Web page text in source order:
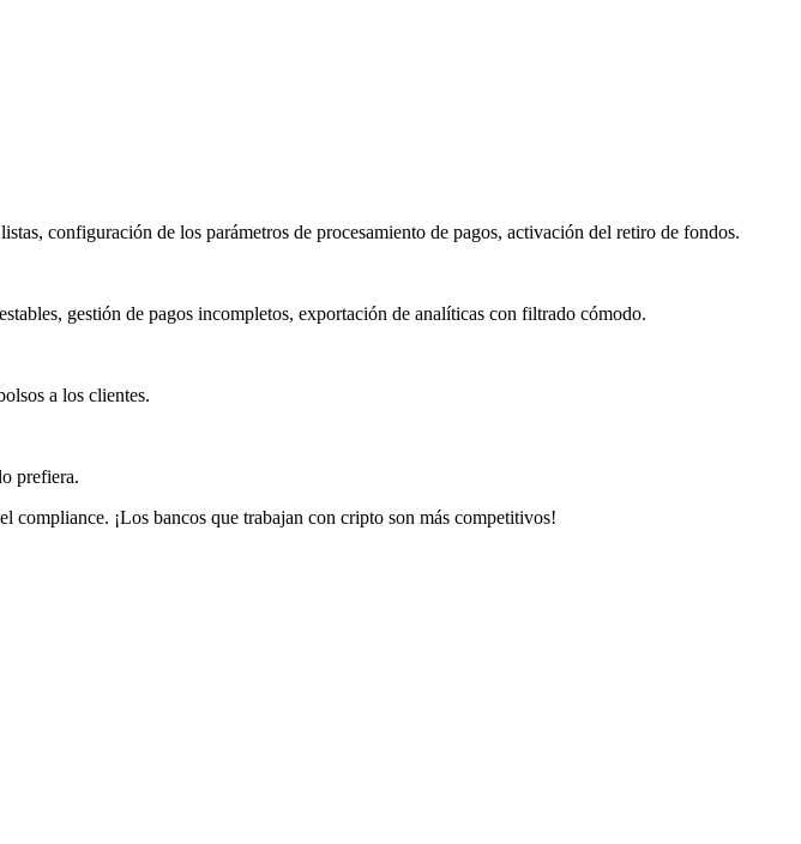
configuración de los parámetros de procesamiento de pagos, activación del retiro de fondos.
gestión de pagos incompletos, exportación de analíticas con filtrado cómodo.
a los clientes.
prefiera.
¡Los bancos que trabajan con cripto son más competitivos!